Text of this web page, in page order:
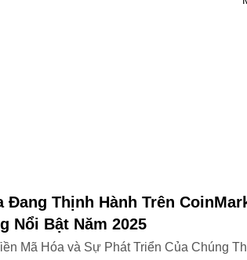
trích dẫn các đoạn không quá 100 từ,
bài viết và nguồn tham khảo, ví dụ: “Tên
Đang Thịnh Hành Trên
Nổi Bật Năm 2025
Mã Hóa và Sự Phát Triển Của Chúng